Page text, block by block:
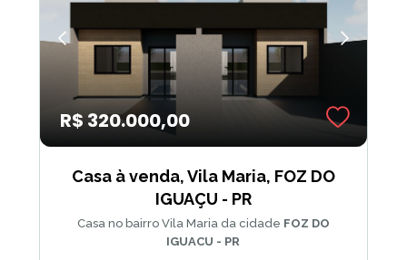
R$ 320.000,00
Casa à venda, Vila Maria, FOZ DO
IGUAÇU - PR
Casa no bairro Vila Maria da cidade FOZ DO
IGUACU - PR